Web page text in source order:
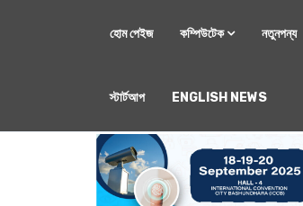
হোম পেইজ কম্পিউটেক নতুনপন্য
স্টার্টআপ ENGLISH NEWS